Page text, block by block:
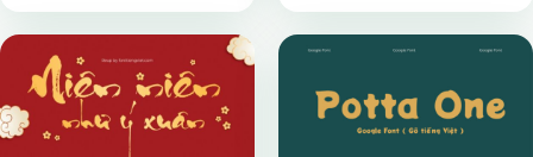
hạng4.95
sao
hạng4.95
sao